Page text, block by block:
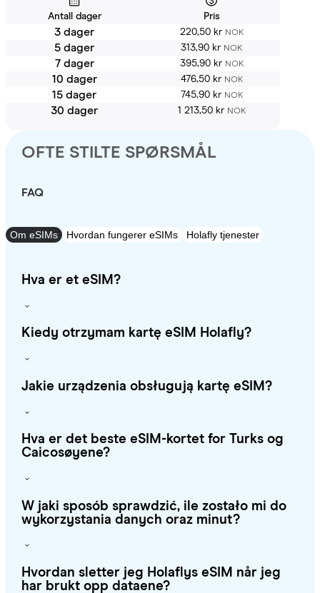
Antall dager Pris
3 dager 220,50 kr NOK
5 dager 313,90 kr NOK
7 dager 395,90 kr NOK
10 dager 476,50 kr NOK
15 dager 745,90 kr NOK
30 dager 1 213,50 kr NOK
OFTE STILTE SPØRSMÅL
FAQ
Om eSIMs Hvordan fungerer eSIMs Holafly tjenester
Hva er et eSIM?
Kiedy otrzymam kartę eSIM Holafly?
Jakie urządzenia obsługują kartę eSIM?
Hva er det beste eSIM-kortet for Turks og
Caicosøyene?
W jaki sposób sprawdzić, ile zostało mi do
wykorzystania danych oraz minut?
Hvordan sletter jeg Holaflys eSIM når jeg
har brukt opp dataene?